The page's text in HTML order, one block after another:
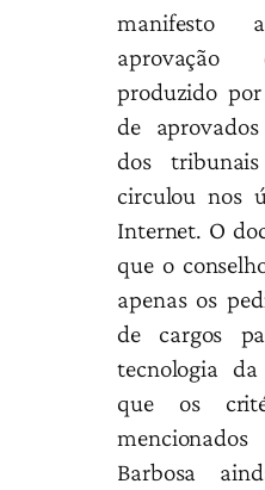
aprovação
produzido
de
dos
circulou nos
Internet. O
que o
apenas os
de cargos
tecnologia
que os
Barbosa